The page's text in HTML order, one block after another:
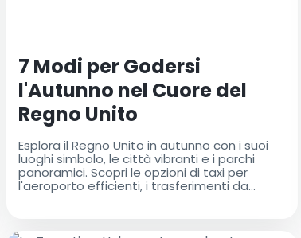
7 Modi per Godersi
l'Autunno nel Cuore del
Regno Unito
Esplora il Regno Unito in autunno con i suoi
luoghi simbolo, le città vibranti e i parchi
panoramici. Scopri le opzioni di taxi per
l'aeroporto efficienti, i trasferimenti da